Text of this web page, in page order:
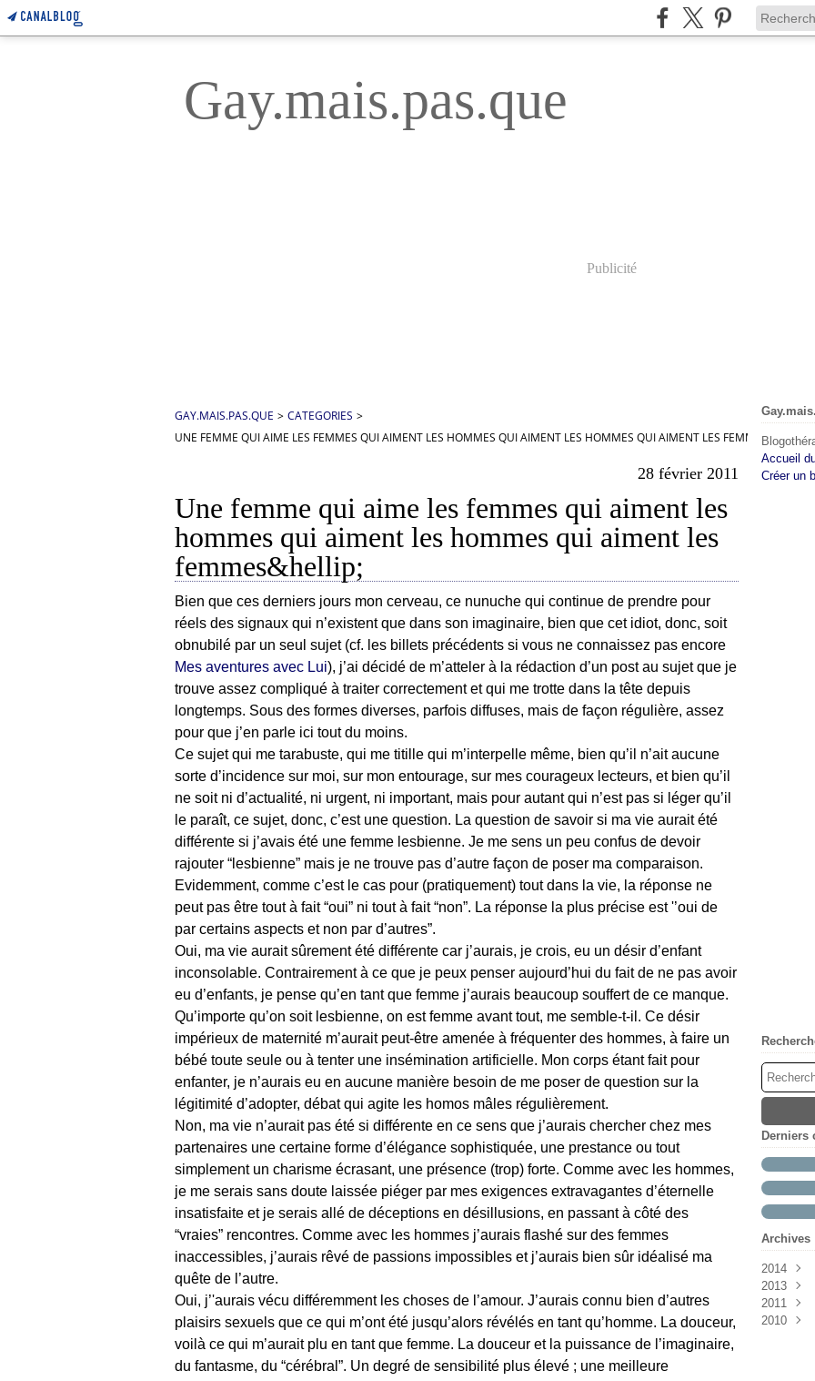
Gay.mais.pas.que
Publicité
GAY.MAIS.PAS.QUE > CATEGORIES >
UNE FEMME QUI AIME LES FEMMES QUI AIMENT LES HOMMES QUI AIMENT LES HOMMES QUI AIMENT LES FEMMES&HELLIP;
28 février 2011
Une femme qui aime les femmes qui aiment les
hommes qui aiment les hommes qui aiment les
femmes&hellip;
Bien que ces derniers jours mon cerveau, ce nunuche qui continue de prendre pour
réels des signaux qui n’existent que dans son imaginaire, bien que cet idiot, donc, soit
obnubilé par un seul sujet (cf. les billets précédents si vous ne connaissez pas encore
Mes aventures avec Lui), j’ai décidé de m’atteler à la rédaction d’un post au sujet que je
trouve assez compliqué à traiter correctement et qui me trotte dans la tête depuis
longtemps. Sous des formes diverses, parfois diffuses, mais de façon régulière, assez
pour que j’en parle ici tout du moins.
Ce sujet qui me tarabuste, qui me titille qui m’interpelle même, bien qu’il n’ait aucune
sorte d’incidence sur moi, sur mon entourage, sur mes courageux lecteurs, et bien qu’il
ne soit ni d’actualité, ni urgent, ni important, mais pour autant qui n’est pas si léger qu’il
le paraît, ce sujet, donc, c’est une question. La question de savoir si ma vie aurait été
différente si j’avais été une femme lesbienne. Je me sens un peu confus de devoir
rajouter “lesbienne” mais je ne trouve pas d’autre façon de poser ma comparaison.
Evidemment, comme c’est le cas pour (pratiquement) tout dans la vie, la réponse ne
peut pas être tout à fait “oui” ni tout à fait “non”. La réponse la plus précise est '’oui de
par certains aspects et non par d’autres”.
Oui, ma vie aurait sûrement été différente car j’aurais, je crois, eu un désir d’enfant
inconsolable. Contrairement à ce que je peux penser aujourd’hui du fait de ne pas avoir
eu d’enfants, je pense qu’en tant que femme j’aurais beaucoup souffert de ce manque.
Qu’importe qu’on soit lesbienne, on est femme avant tout, me semble-t-il. Ce désir
impérieux de maternité m’aurait peut-être amenée à fréquenter des hommes, à faire un
bébé toute seule ou à tenter une insémination artificielle. Mon corps étant fait pour
enfanter, je n’aurais eu en aucune manière besoin de me poser de question sur la
légitimité d’adopter, débat qui agite les homos mâles régulièrement.
Non, ma vie n’aurait pas été si différente en ce sens que j’aurais chercher chez mes
partenaires une certaine forme d’élégance sophistiquée, une prestance ou tout
simplement un charisme écrasant, une présence (trop) forte. Comme avec les hommes,
je me serais sans doute laissée piéger par mes exigences extravagantes d’éternelle
insatisfaite et je serais allé de déceptions en désillusions, en passant à côté des
“vraies” rencontres. Comme avec les hommes j’aurais flashé sur des femmes
inaccessibles, j’aurais rêvé de passions impossibles et j’aurais bien sûr idéalisé ma
quête de l’autre.
Oui, j’'aurais vécu différemment les choses de l’amour. J’aurais connu bien d’autres
plaisirs sexuels que ce qui m’ont été jusqu’alors révélés en tant qu’homme. La douceur,
voilà ce qui m’aurait plu en tant que femme. La douceur et la puissance de l’imaginaire,
du fantasme, du “cérébral”. Un degré de sensibilité plus élevé ; une meilleure
Accueil
Créer un
Derniers
Archives
2014
Mai(1)
Avril
2013
Octobre
2011
Août
2010